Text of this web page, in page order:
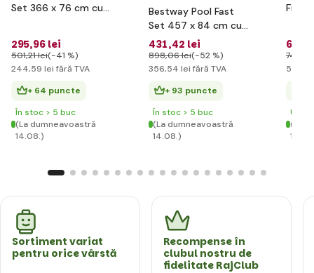
Set 366 x 76 cm cu
295,96 lei
501,21 lei(-41 %)
244,59 lei fără TVA
+ 64 puncte
În stoc > 5 buc
(La dumneavoastră
14.08.)
Bestway Pool Fast
Set 457 x 84 cm cu
filtrare
431,42 lei
898,06 lei(-52 %)
356,54 lei fără TVA
+ 93 puncte
În stoc > 5 buc
(La dumneavoastră
14.08.)
652
747
538
(La
Sortiment variat
pentru orice vârstă
Recompense în
clubul nostru de
fidelitate RajClub